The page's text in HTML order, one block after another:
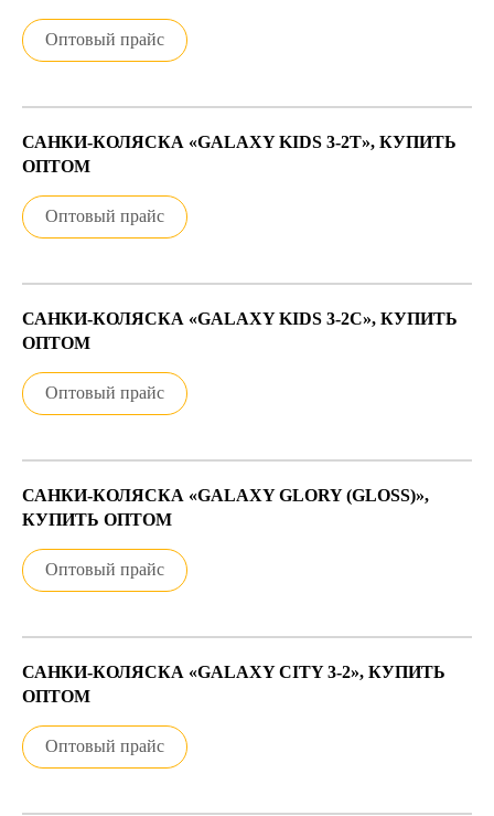
Оптовый прайс
САНКИ-КОЛЯСКА «GALAXY KIDS 3-2Т», КУПИТЬ
ОПТОМ
Оптовый прайс
САНКИ-КОЛЯСКА «GALAXY KIDS 3-2С», КУПИТЬ
ОПТОМ
Оптовый прайс
САНКИ-КОЛЯСКА «GALAXY GLORY (GLOSS)»,
КУПИТЬ ОПТОМ
Оптовый прайс
САНКИ-КОЛЯСКА «GALAXY CITY 3-2», КУПИТЬ
ОПТОМ
Оптовый прайс